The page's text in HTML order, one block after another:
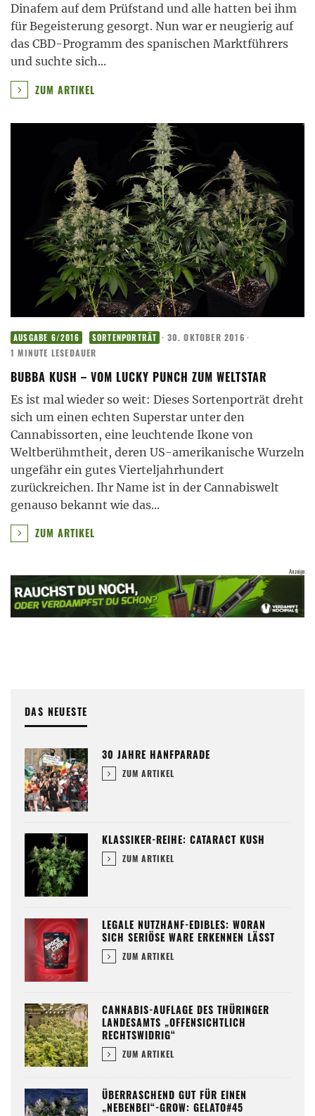
Dinafem auf dem Prüfstand und alle hatten bei ihm
für Begeisterung gesorgt. Nun war er neugierig auf
das CBD-Programm des spanischen Marktführers
und suchte sich...
ZUM ARTIKEL
AUSGABE 6/2016 SORTENPORTRÄT · 30. OKTOBER 2016 ·
1 MINUTE LESEDAUER
BUBBA KUSH – VOM LUCKY PUNCH ZUM WELTSTAR
Es ist mal wieder so weit: Dieses Sortenporträt dreht
sich um einen echten Superstar unter den
Cannabissorten, eine leuchtende Ikone von
Weltberühmtheit, deren US-amerikanische Wurzeln
ungefähr ein gutes Vierteljahrhundert
zurückreichen. Ihr Name ist in der Cannabiswelt
genauso bekannt wie das...
ZUM ARTIKEL
DAS NEUESTE
30 JAHRE HANFPARADE
ZUM ARTIKEL
KLASSIKER-REIHE: CATARACT KUSH
ZUM ARTIKEL
LEGALE NUTZHANF-EDIBLES: WORAN
SICH SERIÖSE WARE ERKENNEN LÄSST
ZUM ARTIKEL
CANNABIS-AUFLAGE DES THÜRINGER
LANDESAMTS „OFFENSICHTLICH
RECHTSWIDRIG“
ZUM ARTIKEL
ÜBERRASCHEND GUT FÜR EINEN
„NEBENBEI“-GROW: GELATO#45